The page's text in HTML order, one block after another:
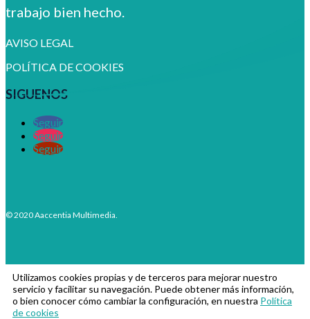
trabajo bien hecho.
AVISO LEGAL
POLÍTICA DE COOKIES
SIGUENOS
Seguir
Seguir
Seguir
© 2020 Aaccentia Multimedia.
Utilizamos cookies propias y de terceros para mejorar nuestro
servicio y facilitar su navegación. Puede obtener más información,
o bien conocer cómo cambiar la configuración, en nuestra Política
de cookies